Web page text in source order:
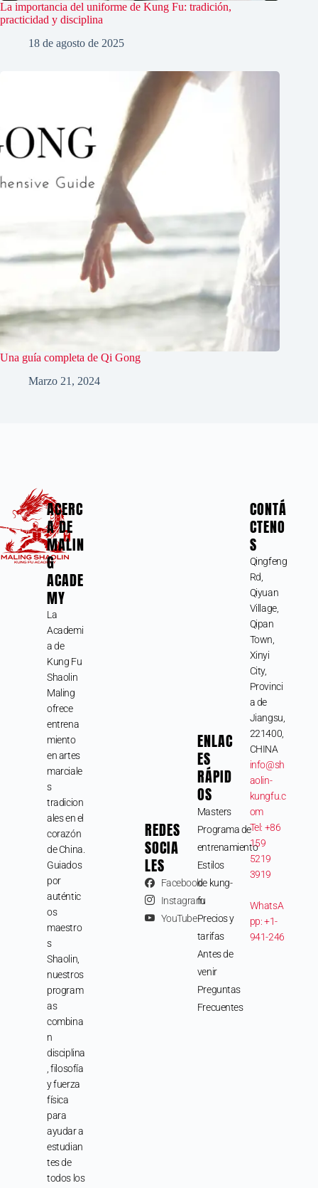
La importancia del uniforme de Kung Fu: tradición,
practicidad y disciplina
18 de agosto de 2025
Una guía completa de Qi Gong
Marzo 21, 2024
ACERC
A DE
MALIN
G
ACADE
MY
La
Academi
a de
Kung Fu
Shaolin
Maling
ofrece
entrena
miento
en artes
marciale
s
tradicion
ales en el
corazón
de China.
Guiados
por
auténtic
os
maestro
s
Shaolin,
nuestros
program
as
combina
n
disciplina
, filosofía
y fuerza
física
para
ayudar a
estudian
tes de
todos los
REDES
SOCIA
LES
Facebook
Instagram
YouTube
ENLAC
ES
RÁPID
OS
Masters
Programa de
entrenamiento
Estilos
de kung-
fu
Precios y
tarifas
Antes de
venir
Preguntas
Frecuentes
CONTÁ
CTENO
S
Qingfeng
Rd,
Qiyuan
Village,
Qipan
Town,
Xinyi
City,
Provinci
a de
Jiangsu,
221400,
CHINA
info@sh
aolin-
kungfu.c
om
Tel: +86
159
5219
3919
WhatsA
pp: +1-
941-246